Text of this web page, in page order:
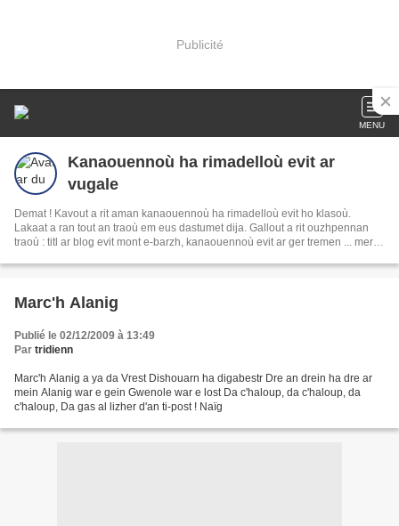
Publicité
MENU
Kanaouennoù ha rimadelloù evit ar
vugale
Demat ! Kavout a rit aman kanaouennoù ha rimadelloù evit ho klasoù.
Lakaat a ran tout an traoù em eus dastumet dija. Gallout a rit ouzhpennan
traoù : titl ar blog evit mont e-barzh, kanaouennoù evit ar ger tremen ... mersi
Marc'h Alanig
Publié le 02/12/2009 à 13:49
Par tridienn
Marc'h Alanig a ya da Vrest Dishouarn ha digabestr Dre an drein ha dre ar
mein Alanig war e gein Gwenole war e lost Da c'haloup, da c'haloup, da
c'haloup, Da gas al lizher d'an ti-post ! Naïg